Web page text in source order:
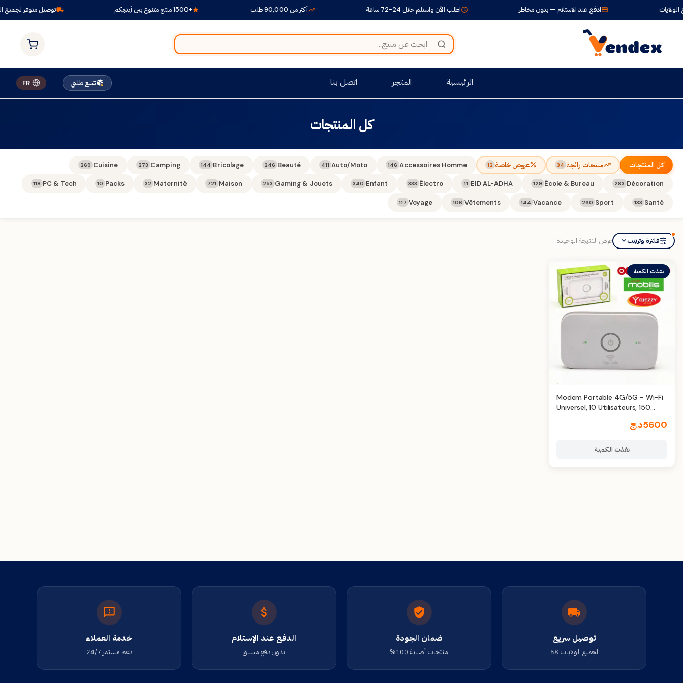
توصيل متوفر لجميع +1500 منتج متنوع بين أيديكم أكثر من 90,000 طلب اطلب الآن واستلم خلال 24-72 ساعة ادفع عند الاستلام — بدون مخاطر
الرئيسية المتجر اتصل بنا تتبع طلبي FR
كل المنتجات
كل المنتجات منتجات رائجة 34 عروض خاصة 12
Accessoires Homme
146
Auto/Moto
411
Beauté
246
Bricolage
144
Camping
273
Cuisine
269
Décoration
283
École & Bureau
129
EID AL-ADHA
11
Électro
333
Enfant
340
Gaming & Jouets
253
Maison
721
Maternité
32
Packs
10
PC & Tech
118
Santé
133
Sport
260
Vacance
144
Vêtements
106
Voyage
117
فلترة وترتيب عرض النتيجة الوحيدة
نفذت الكمية
Modem Portable 4G/5G - Wi-Fi
Universel, 10 Utilisateurs, 150
5600د.ج
نفذت الكمية
توصيل سريع
لجميع الولايات 58
ضمان الجودة
منتجات أصلية 100%
الدفع عند الإستلام
بدون دفع مسبق
خدمة العملاء
دعم مستمر 24/7